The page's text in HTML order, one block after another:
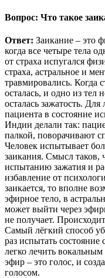
Вопрос: Что такое
Ответ: Заикание – это
когда все четыре тела
от страха испугался
страха, астральное и
травмировались. Когда
осталась, и одно из тел
осталась зажатость.
пациента в состояние
Индии делали так:
палкой, поворачивают
Человек испытывает
заикания. Смысл таков,
испытанию зажатия и
избавление от
заикается, то вполне
эфирное тело, в
может выйти через
не получает.
Самый лёгкий способ
раз испытать состояние
легко лечить
эфир – это голос, и
голосом.